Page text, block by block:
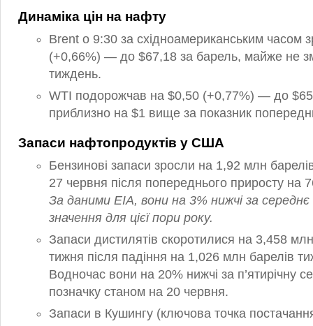
Динаміка цін на нафту
Brent о 9:30 за східноамериканським часом
(+0,66%) — до $67,18 за барель, майже не
тиждень.
WTI подорожчав на $0,50 (+0,77%) — до
приблизно на $1 вище за показник
Запаси нафтопродуктів у США
Бензинові запаси зросли на 1,92 млн
27 червня після попереднього приросту на
За даними EIA, вони на 3% нижчі за середнє
значення для цієї пори року.
Запаси дистилятів скоротилися на 3,458
тижня після падіння на 1,026 млн барелів
Водночас вони на 20% нижчі за п’ятирічну
позначку станом на 20 червня.
Запаси в Кушингу (ключова точка